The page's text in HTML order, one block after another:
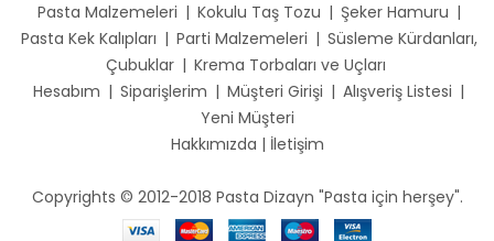
Pasta Malzemeleri | Kokulu Taş Tozu | Şeker Hamuru |
Pasta Kek Kalıpları | Parti Malzemeleri | Süsleme Kürdanları,
Çubuklar | Krema Torbaları ve Uçları
Hesabım | Siparişlerim | Müşteri Girişi | Alışveriş Listesi |
Yeni Müşteri
Hakkımızda | İletişim
Copyrights © 2012-2018 Pasta Dizayn "Pasta için herşey".